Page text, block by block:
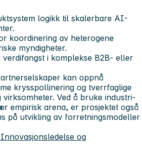
logikk til skalerbare AI-
koordinering av heterogene
myndigheter.
i komplekse B2B- eller
kan oppnå
krysspollinering og tverrfaglige
Ved å bruke industri-
empirisk arena, er prosjektet også
på utvikling av forretningsmodeller
Innovasjonsledelse og